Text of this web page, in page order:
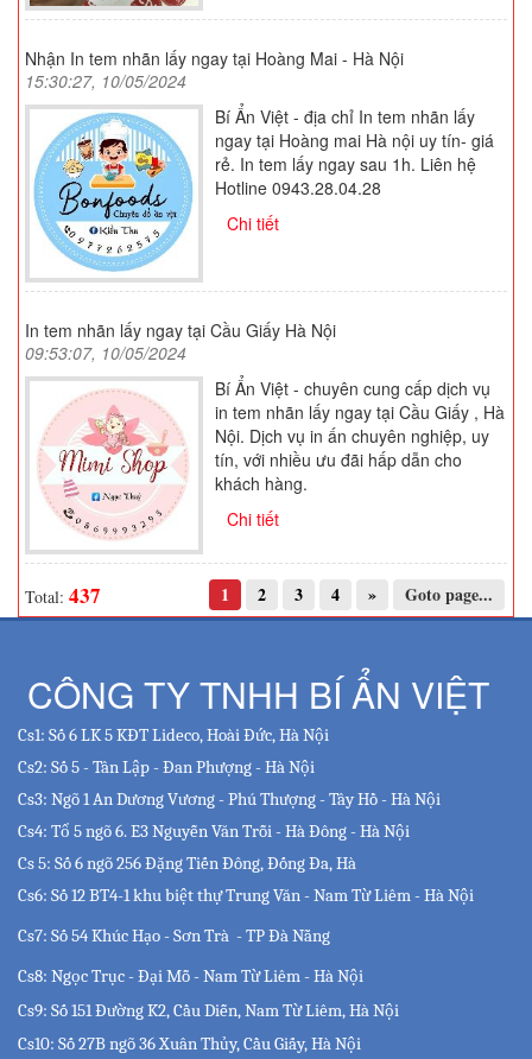
Nhận In tem nhãn lấy ngay tại Hoàng Mai - Hà Nội
15:30:27, 10/05/2024
Bí Ẩn Việt - địa chỉ In tem nhãn lấy
ngay tại Hoàng mai Hà nội uy tín- giá
rẻ. In tem lấy ngay sau 1h. Liên hệ
Hotline 0943.28.04.28
Chi tiết
In tem nhãn lấy ngay tại Cầu Giấy Hà Nội
09:53:07, 10/05/2024
Bí Ẩn Việt - chuyên cung cấp dịch vụ
in tem nhãn lấy ngay tại Cầu Giấy , Hà
Nội. Dịch vụ in ấn chuyên nghiệp, uy
tín, với nhiều ưu đãi hấp dẫn cho
khách hàng.
Chi tiết
Total: 437 1 2 3 4 » Goto page...
CÔNG TY TNHH BÍ ẨN VIỆT
Cs1: Số 6 LK 5 KĐT Lideco, Hoài Đức, Hà Nội
Cs2: Số 5 - Tân Lập - Đan Phượng - Hà Nội
Cs3: Ngõ 1 An Dương Vương - Phú Thượng - Tây Hồ - Hà Nội
Cs4: Tổ 5 ngõ 6. E3 Nguyễn Văn Trỗi - Hà Đông - Hà Nội
Cs 5: Số 6 ngõ 256 Đặng Tiến Đông, Đống Đa, Hà
Cs6: Số 12 BT4-1 khu biệt thự Trung Văn - Nam Từ Liêm - Hà Nội
Cs7: Số 54 Khúc Hạo - Sơn Trà - TP Đà Nẵng
Cs8: Ngọc Trục - Đại Mỗ - Nam Từ Liêm - Hà Nội
Cs9: Số 151 Đường K2, Cầu Diễn, Nam Từ Liêm, Hà Nội
Cs10: Số 27B ngõ 36 Xuân Thủy, Cầu Giấy, Hà Nội